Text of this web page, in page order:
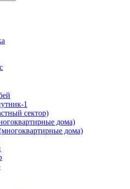
1
сектор)
дома)
дома)